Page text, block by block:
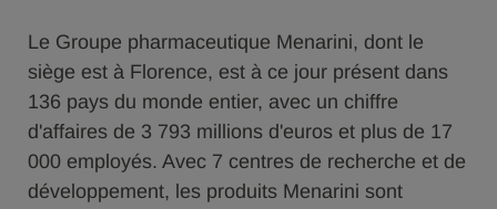
Le Groupe pharmaceutique Menarini, dont le
siège est à Florence, est à ce jour présent dans
136 pays du monde entier, avec un chiffre
d'affaires de 3 793 millions d'euros et plus de 17
000 employés. Avec 7 centres de recherche et de
développement, les produits Menarini sont